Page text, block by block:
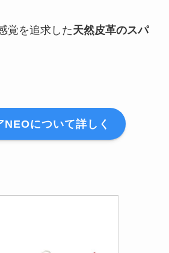
覚を追求した天然皮革のスパ
NEOについて詳しく